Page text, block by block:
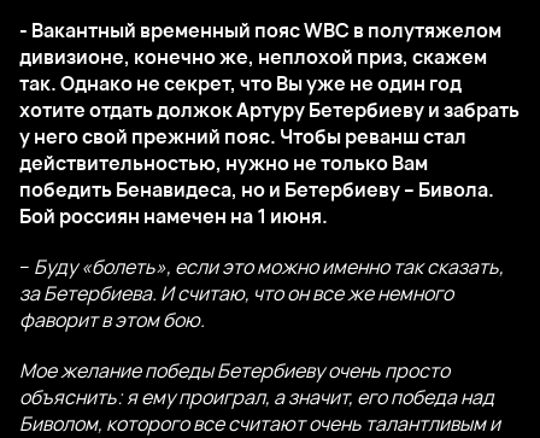
- Вакантный временный пояс WBC в полутяжелом
дивизионе, конечно же, неплохой приз, скажем
так. Однако не секрет, что Вы уже не один год
хотите отдать должок Артуру Бетербиеву и забрать
у него свой прежний пояс. Чтобы реванш стал
действительностью, нужно не только Вам
победить Бенавидеса, но и Бетербиеву – Бивола.
Бой россиян намечен на 1 июня.
– Буду «болеть», если это можно именно так сказать,
за Бетербиева. И считаю, что он все же немного
фаворит в этом бою.
Мое желание победы Бетербиеву очень просто
объяснить: я ему проиграл, а значит, его победа над
Биволом, которого все считают очень талантливым и